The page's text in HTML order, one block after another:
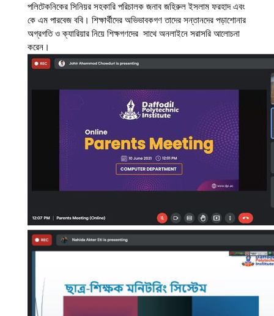
পলিটেকনিকের সিনিয়র সহকারি পরিচালক জনাব জহিরুল ইসলাম ফরহাদ এবং
কে এম পারবেজ ববি। শিক্ষার্থীদের অভিভাবকগণ তাদের সন্তানদের পড়াশোনার
অগ্রগতি ও ক্যারিয়ার নিয়ে শিক্ষগণদের  সাথে অনলাইনে সরাসরি আলোচনা
করেন।